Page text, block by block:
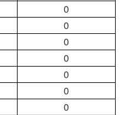
0
0
0
0
0
0
0